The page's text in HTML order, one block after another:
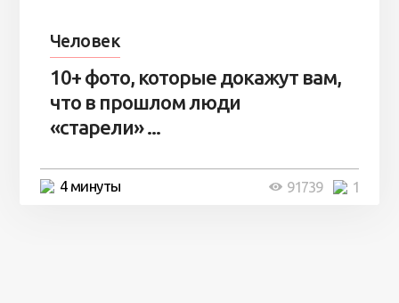
Человек
10+ фото, которые докажут вам,
что в прошлом люди
«старели» ...
4 минуты 1
91739